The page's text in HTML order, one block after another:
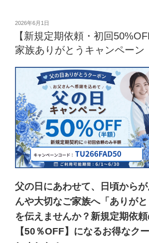
投
日:
2026年6月1日
【新規定期依頼・初回
家族ありがとうキャンペーン
父の日にあわせて、日頃から
んや大切なご家族へ「ありが
を伝えませんか？新規定期依
【50％OFF】になるお得なク